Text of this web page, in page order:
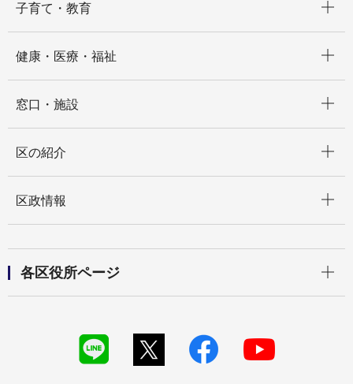
子育て・教育
健康・医療・福祉
窓口・施設
区の紹介
区政情報
各区役所ページ